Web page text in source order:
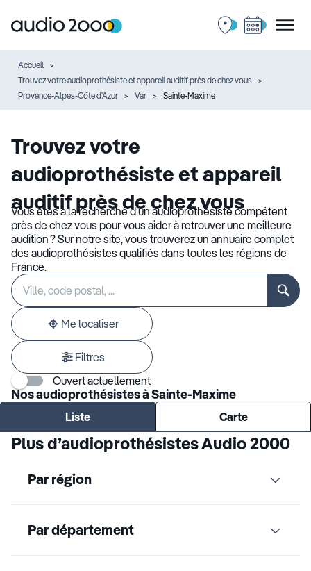
Accueil
Trouvez votre audioprothésiste et appareil auditif près de chez vous
Provence-Alpes-Côte d'Azur
Var Sainte-Maxime
Trouvez votre
audioprothésiste et appareil
auditif près de chez vous
Vous êtes à la recherche d’un audioprothésiste compétent
près de chez vous pour vous aider à retrouver une meilleure
audition ? Sur notre site, vous trouverez un annuaire complet
des audioprothésistes qualifiés dans toutes les régions de
France.
Rechercher
établissement
Veuillez
renseigner
une
adresse
Me localiser
Filtres
Ouvert actuellement
Nos audioprothésistes à Sainte-Maxime
Liste Carte
Plus d’audioprothésistes Audio 2000
Par région
Par département